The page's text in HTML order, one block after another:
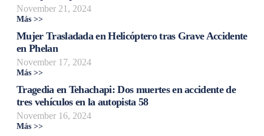
November 21, 2024
Más >>
Mujer Trasladada en Helicóptero tras Grave Accidente
en Phelan
November 17, 2024
Más >>
Tragedia en Tehachapi: Dos muertes en accidente de
tres vehículos en la autopista 58
November 16, 2024
Más >>